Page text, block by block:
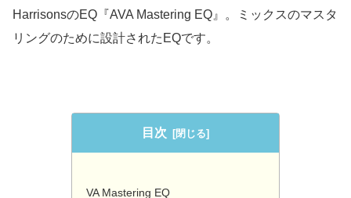
HarrisonsのEQ『AVA Mastering EQ』。ミックスのマスタ
リングのために設計されたEQです。
目次
VA Mastering EQ